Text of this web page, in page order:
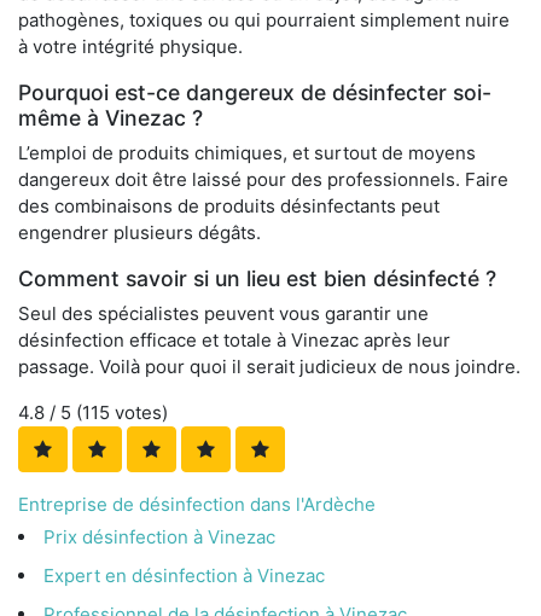
pathogènes, toxiques ou qui pourraient simplement nuire
à votre intégrité physique.
Pourquoi est-ce dangereux de désinfecter soi-
même à Vinezac ?
L’emploi de produits chimiques, et surtout de moyens
dangereux doit être laissé pour des professionnels. Faire
des combinaisons de produits désinfectants peut
engendrer plusieurs dégâts.
Comment savoir si un lieu est bien désinfecté ?
Seul des spécialistes peuvent vous garantir une
désinfection efficace et totale à Vinezac après leur
passage. Voilà pour quoi il serait judicieux de nous joindre.
4.8 / 5 (115 votes)
Entreprise de désinfection dans l'Ardèche
Prix désinfection à Vinezac
Expert en désinfection à Vinezac